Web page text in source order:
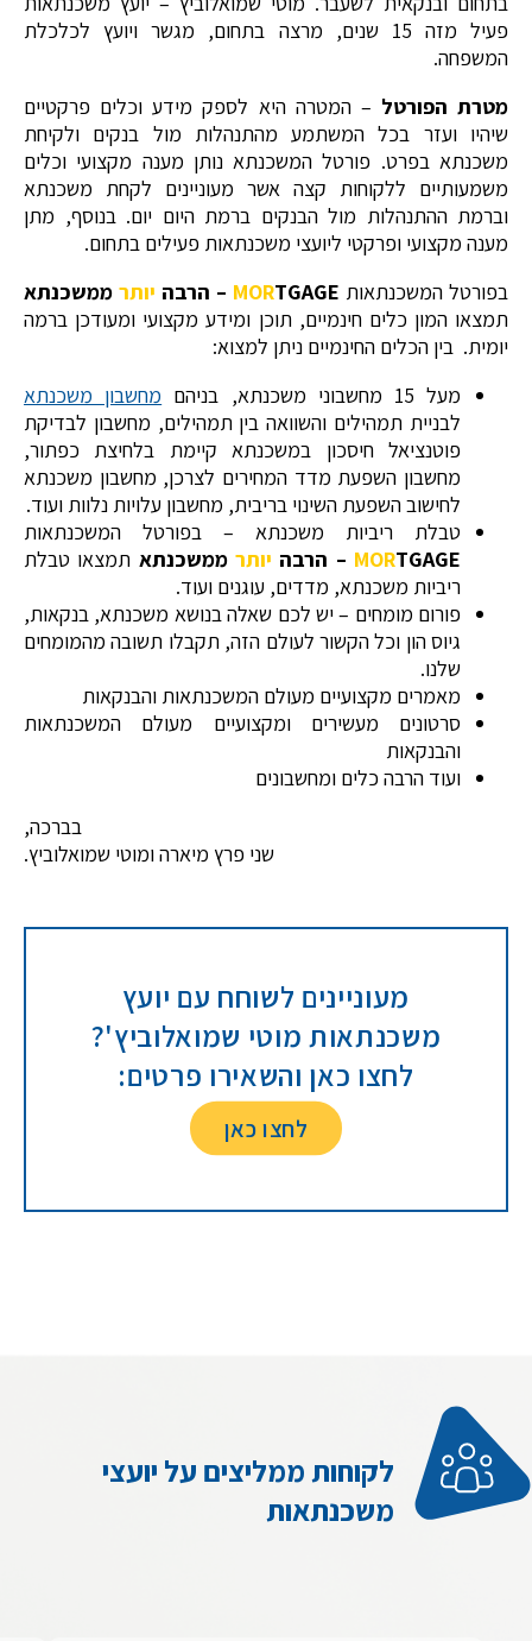
פעיל מזה 15 שנים, מרצה בתחום, מגשר ויועץ לכלכלת
המשפחה.
מטרת הפורטל – המטרה היא לספק מידע וכלים פרקטיים
שיהיו ועזר בכל המשתמע מהתנהלות מול בנקים ולקיחת
משכנתא בפרט. פורטל המשכנתא נותן מענה מקצועי וכלים
משמעותיים ללקוחות קצה אשר מעוניינים לקחת משכנתא
וברמת ההתנהלות מול הבנקים ברמת היום יום. בנוסף, מתן
מענה מקצועי ופרקטי ליועצי משכנתאות פעילים בתחום.
בפורטל המשכנתאות
MORTGAGE – הרבה יותר ממשכנתא
תמצאו המון כלים חינמיים, תוכן ומידע מקצועי ומעודכן ברמה
יומית. בין הכלים החינמיים ניתן למצוא:
מעל 15 מחשבוני משכנתא, בניהם
מחשבון משכנתא
לבניית תמהילים והשוואה בין תמהילים, מחשבון לבדיקת
פוטנציאל חיסכון במשכנתא קיימת בלחיצת כפתור,
מחשבון השפעת מדד המחירים לצרכן, מחשבון משכנתא
לחישוב השפעת השינוי בריבית, מחשבון עלויות נלוות ועוד.
טבלת ריביות משכנתא – בפורטל המשכנתאות
MORTGAGE – הרבה יותרממשכנתא תמצאו טבלת
ריביות משכנתא, מדדים, עוגנים ועוד.
פורום מומחים – יש לכם שאלה בנושא משכנתא, בנקאות,
גיוס הון וכל הקשור לעולם הזה, תקבלו תשובה מהמומחים
שלנו.
מאמרים מקצועיים מעולם המשכנתאות והבנקאות
סרטונים מעשירים ומקצועיים מעולם המשכנתאות
והבנקאות
ועוד הרבה כלים ומחשבונים
בברכה,
שני פרץ מיארה ומוטי שמואלוביץ.
מעוניינים לשוחח עם יועץ
משכנתאות מוטי שמואלוביץ'?
לחצו כאן והשאירו פרטים:
לחצו כאן
לקוחות ממליצים על יועצי
משכנתאות